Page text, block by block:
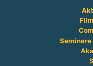
Seminare